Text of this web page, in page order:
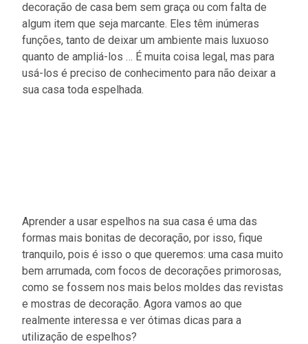
decoração de casa bem sem graça ou com falta de
algum item que seja marcante. Eles têm inúmeras
funções, tanto de deixar um ambiente mais luxuoso
quanto de ampliá-los … É muita coisa legal, mas para
usá-los é preciso de conhecimento para não deixar a
sua casa toda espelhada.
Aprender a usar espelhos na sua casa é uma das
formas mais bonitas de decoração, por isso, fique
tranquilo, pois é isso o que queremos: uma casa muito
bem arrumada, com focos de decorações primorosas,
como se fossem nos mais belos moldes das revistas
e mostras de decoração. Agora vamos ao que
realmente interessa e ver ótimas dicas para a
utilização de espelhos?